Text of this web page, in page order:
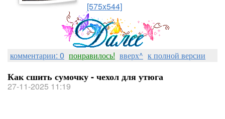
[575x544]
комментарии: 0 понравилось! вверх^ к полной версии
Как сшить сумочку - чехол для утюга
27-11-2025 11:19